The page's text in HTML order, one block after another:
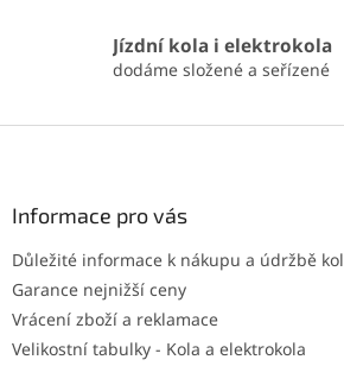
Jízdní kola i elektrokola
dodáme složené a seřízené
Informace pro vás
Důležité informace k nákupu a údržbě kol
Garance nejnižší ceny
Vrácení zboží a reklamace
Velikostní tabulky - Kola a elektrokola